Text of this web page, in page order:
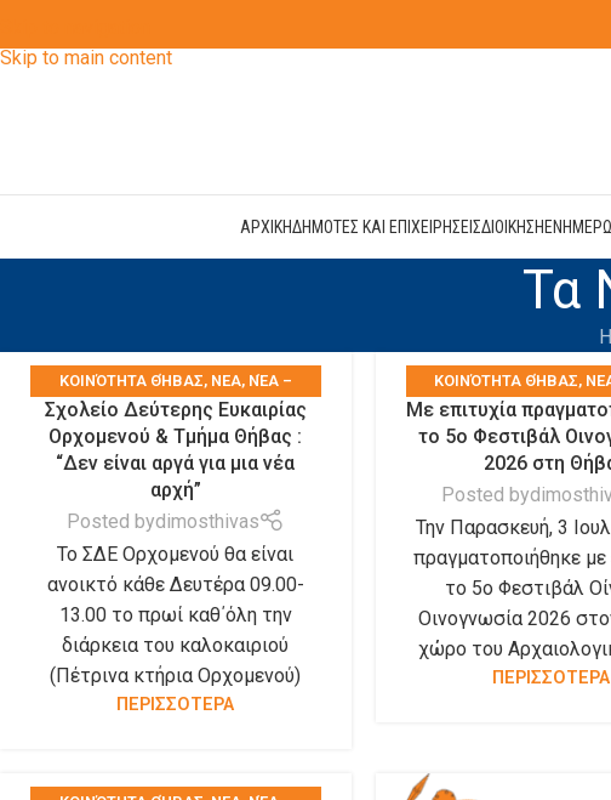
Skip to main content
ΑΡΧΙΚΗΔΗΜΟΤΕΣ ΚΑΙ ΕΠΙΧΕΙΡΗΣΕΙΣΔΙΟΙΚΗΣΗ
Τα
KΟΙΝΌΤΗΤΑ ΘΉΒΑΣ, ΝΕΑ, ΝΈΑ –
ΑΝΑΚΟΙΝΏΣΕΙΣ,ΤΑ ΝΈΑ ΤΟΥ ΔΉΜΟΥ
ΤΑ ΝΈΑ ΤΩΝ ΣΥΛΛΌΓΩΝ
Σχολείο Δεύτερης Ευκαιρίας
Ορχομενού & Τμήμα Θήβας :
“Δεν είναι αργά για μια νέα
αρχή”
Posted bydimosthivas
Το ΣΔΕ Ορχομενού θα είναι
ανοικτό κάθε Δευτέρα 09.00-
13.00 το πρωί καθ΄όλη την
διάρκεια του καλοκαιριού
(Πέτρινα κτήρια Ορχομενού)
ΠΕΡΙΣΣΟΤΕΡΑ
KΟΙΝΌΤΗΤΑ ΘΉΒΑΣ,
ΑΝΑΚΟΙΝΏΣΕΙΣ,ΤΑ ΝΈΑ
ΤΑ ΝΈΑ ΤΩΝ
Με επιτυχία
το 5ο Φεστιβάλ
2026 στη
Posted by
Την Παρασκευή, 3
πραγματοποιήθηκε με
το 5ο Φεστιβάλ
Οινογνωσία 2026
χώρο του
ΠΕΡΙΣΣΟΤΕΡΑ